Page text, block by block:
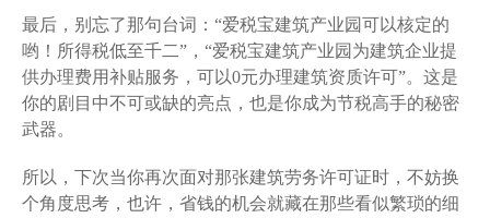
最后，别忘了那句台词：“爱税宝建筑产业园可以核定的
哟！所得税低至千二”，“爱税宝建筑产业园为建筑企业提
供办理费用补贴服务，可以0元办理建筑资质许可”。这是
你的剧目中不可或缺的亮点，也是你成为节税高手的秘密
武器。
所以，下次当你再次面对那张建筑劳务许可证时，不妨换
个角度思考，也许，省钱的机会就藏在那些看似繁琐的细